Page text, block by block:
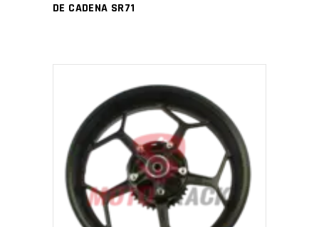
DE CADENA SR71
AÑADIR AL CARRITO